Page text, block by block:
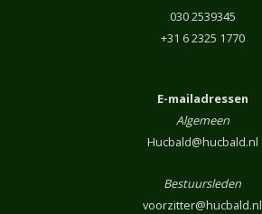
030 2539345
+31 6 2325 1770
E-mailadressen
Algemeen
Hucbald@hucbald.nl
Bestuursleden
voorzitter@hucbald.nl